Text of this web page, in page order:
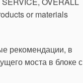
or materials
рекомендации, в
моста в блоке с